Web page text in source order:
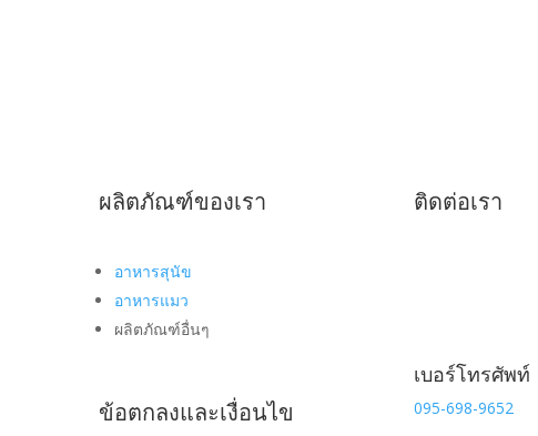
ผลิตภัณฑ์ของเรา
อาหารสุนัข
อาหารแมว
ผลิตภัณฑ์อื่นๆ
ข้อตกลงและเงื่อนไข
ติดต่อเรา
เบอร์โทรศัพท์
095-698-9652